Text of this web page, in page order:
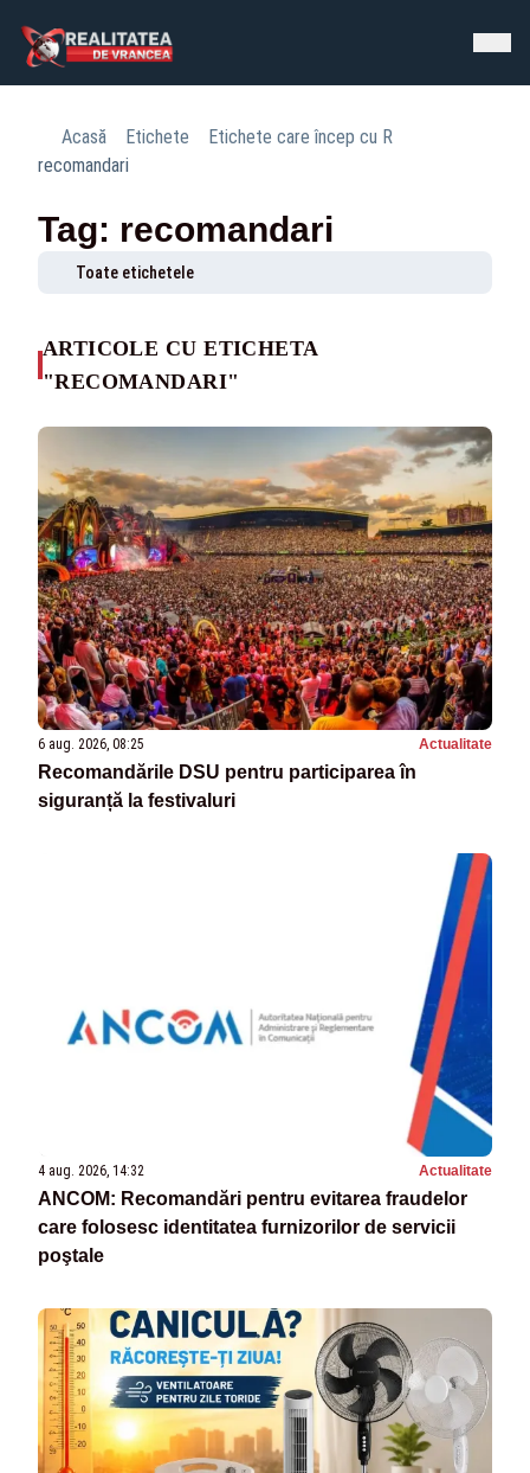
Acasă Etichete
Etichete care încep cu R
recomandari
Tag: recomandari
Toate etichetele
ARTICOLE CU ETICHETA
"RECOMANDARI"
6 aug. 2026, 08:25 Actualitate
Recomandările DSU pentru participarea în
siguranță la festivaluri
4 aug. 2026, 14:32 Actualitate
ANCOM: Recomandări pentru evitarea fraudelor
care folosesc identitatea furnizorilor de servicii
poştale